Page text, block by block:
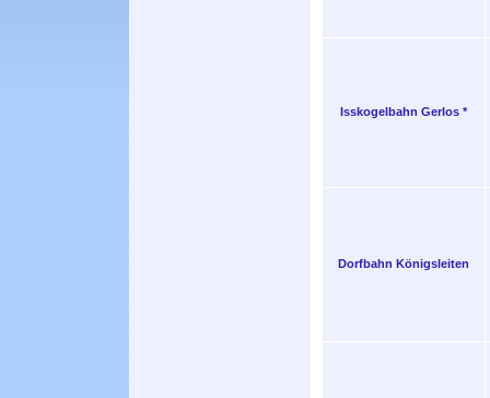
Isskogelbahn Gerlos *
Dorfbahn Königsleiten